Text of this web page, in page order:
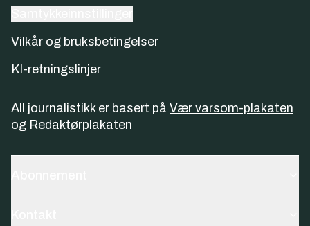
Vilkår og bruksbetingelser
KI-retningslinjer
All journalistikk er basert på Vær varsom-plakaten
og Redaktørplakaten